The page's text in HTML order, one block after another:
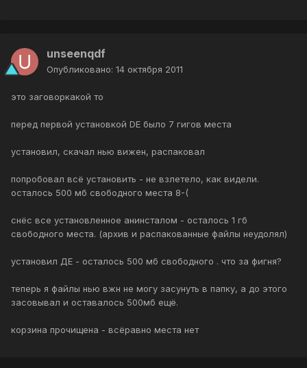
unseenqdf
Опубликовано: 14 октября 2011
это заговоркакой то
перед первой установкой DE было 7 гигов места
установил, скачал нью вижен, распаковал
попробовал всё установить - не взлетело, как видели.
осталось 500 мб свободного места 8-(
снёс все установленное анинсталом - осталось 1 гб
свободного места. (архив и распакованные файлы неудолял)
установил ДЕ - осталось 500 мб свободного . что за фигня?
теперь я файлы нью вжн не могу засунуть в папку, а до этого
засовывал и оставалось 500мб ещё.
корзина прочищена - всёравно места нет